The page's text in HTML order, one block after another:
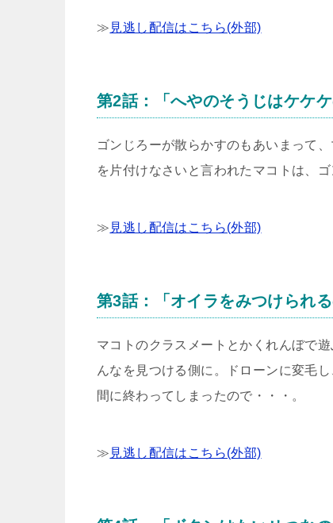
≫ 見逃し配信はこちら(外部)
第2話：「へやのそうじはケケ
ゴンじろーが散らかすのもあいまって
を片付けなさいと言われたマコトは、
≫ 見逃し配信はこちら(外部)
第3話：「オイラをみつけられ
マコトのクラスメートとかくれんぼで
んなを見つける側に。ドローンに変毛
間に終わってしまったので・・・。
≫ 見逃し配信はこちら(外部)